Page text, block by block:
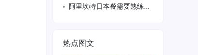
阿里坎特日本餐需要熟练油锅一名 微信gzyy7788 电话610215761
热点图文